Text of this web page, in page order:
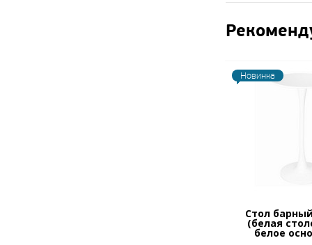
Новинка
Стол
(белая
белое